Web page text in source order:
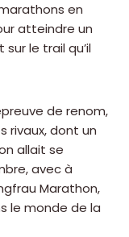
en
atteindre un
sur le trail qu’il
de renom,
rivaux, dont un
allait se
avec à
Marathon,
le monde de la